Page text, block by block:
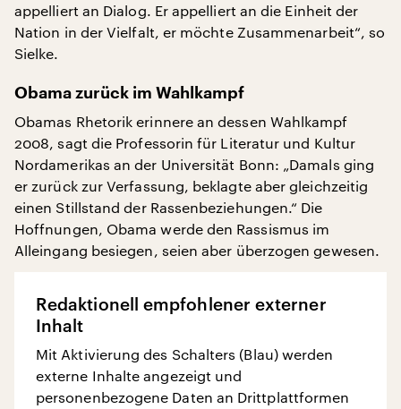
appelliert an Dialog. Er appelliert an die Einheit der
Nation in der Vielfalt, er möchte Zusammenarbeit“, so
Sielke.
Obama zurück im Wahlkampf
Obamas Rhetorik erinnere an dessen Wahlkampf
2008, sagt die Professorin für Literatur und Kultur
Nordamerikas an der Universität Bonn: „Damals ging
er zurück zur Verfassung, beklagte aber gleichzeitig
einen Stillstand der Rassenbeziehungen.“ Die
Hoffnungen, Obama werde den Rassismus im
Alleingang besiegen, seien aber überzogen gewesen.
Redaktionell empfohlener externer
Inhalt
Mit Aktivierung des Schalters (Blau) werden
externe Inhalte angezeigt und
personenbezogene Daten an Drittplattformen